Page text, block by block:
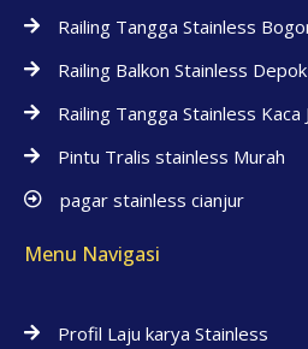
Railing Tangga Stainless
Railing Balkon Stainless Depok
Railing Tangga Stainless Kaca
Pintu Tralis stainless Murah
pagar stainless cianjur
Menu Navigasi
Profil Laju karya Stainless